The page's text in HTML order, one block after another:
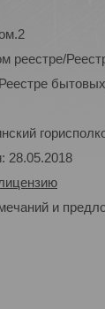
реестре/
28.05.2018
и